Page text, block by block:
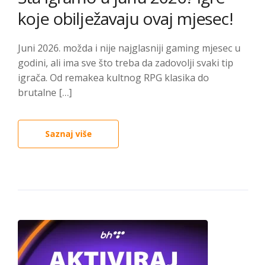
koje obilježavaju ovaj mjesec!
Juni 2026. možda i nije najglasniji gaming mjesec u
godini, ali ima sve što treba da zadovolji svaki tip
igrača. Od remakea kultnog RPG klasika do
brutalne […]
Saznaj više